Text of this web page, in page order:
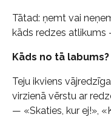
Tātad: ņemt vai
kāds redzes atlikums
Kāds no tā labums?
Teju ikviens
virzienā vērstu ar
— «Skaties, kur ej!»,